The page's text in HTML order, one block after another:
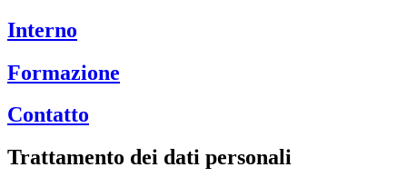
Interno
Formazione
Contatto
Trattamento dei dati personali